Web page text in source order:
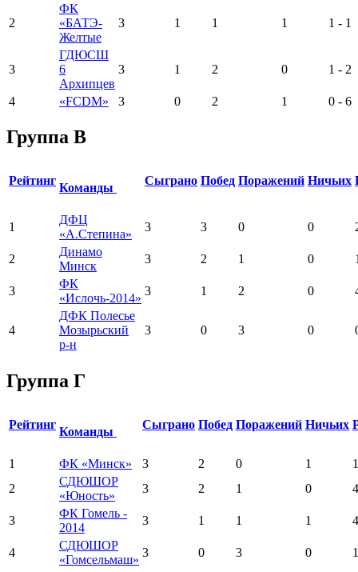
2
ФК
«БАТЭ-
Желтые
3 1 1 1 1 - 1
3
ГДЮСШ
6
Архипцев
3 1 2 0 1 - 2
4 «FCDM» 3 0 2 1 0 - 6
Группа В
Рейтинг
Команды
Сыграно Побед Поражений Ничьих
1
ДФЦ
«А.Степина»
3 3 0 0
2
Динамо
Минск
3 2 1 0
3
ФК
«Ислочь-2014»
3 1 2 0
4
ДФК Полесье
Мозырьский
р-н
3 0 3 0
Группа Г
Рейтинг
Команды
Сыграно Побед Поражений Ничьих
1 ФК «Минск» 3 2 0 1
2
СДЮШОР
«Юность»
3 2 1 0
3
ФК Гомель -
2014
3 1 1 1
4
СДЮШОР
«Гомсельмаш»
3 0 3 0